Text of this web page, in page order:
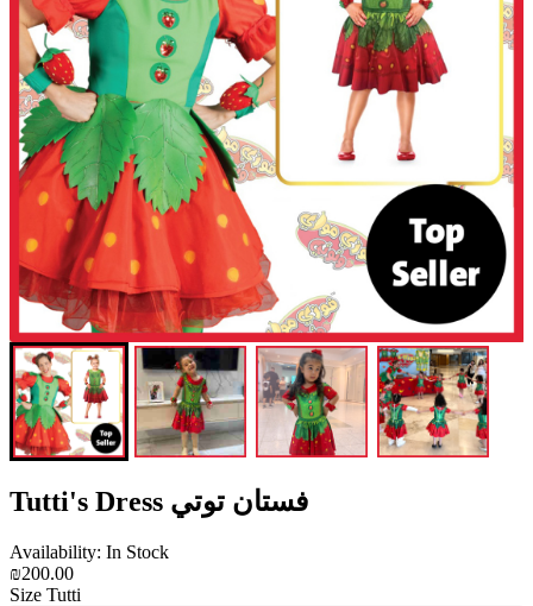
Tutti's Dress فستان توتي
Availability: In Stock
₪200.00
Size Tutti